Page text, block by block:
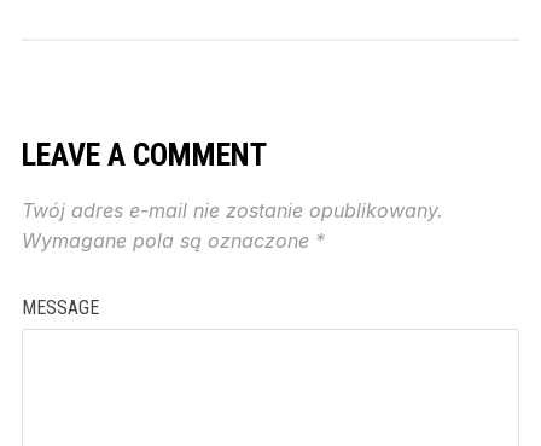
LEAVE A COMMENT
Twój adres e-mail nie zostanie opublikowany.
Wymagane pola są oznaczone *
MESSAGE